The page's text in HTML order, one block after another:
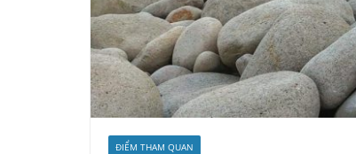
ĐIỂM THAM QUAN